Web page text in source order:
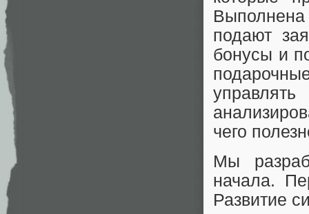
подают
бонусы и
чего
Мы
начала.
Развитие